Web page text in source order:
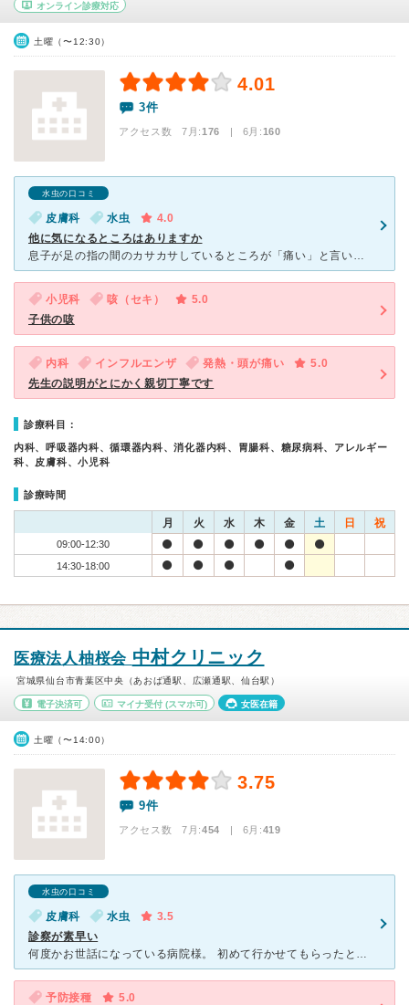
オンライン診療対応
土曜（〜12:30）
4.01
3件
アクセス数 7月:176 | 6月:160
水虫の口コミ
皮膚科 水虫
4.0
他に気になるところはありますか
息子が足の指の間のカサカサしているところが「痛い」と言い出した。 診察券のある皮膚科は午前の受付時間が間に合いそうになかった。 こちらの病院が12時30迄の受付だった。 電話をすると「初めての方
小児科 咳（セキ）
5.0
子供の咳
内科 インフルエンザ 発熱・頭が痛い
5.0
先生の説明がとにかく親切丁寧です
診療科目：
内科、呼吸器内科、循環器内科、消化器内科、胃腸科、糖尿病科、アレルギー
科、皮膚科、小児科
診療時間
月 火 水 木 金 土 日 祝
09:00-12:30
14:30-18:00
医療法人柚桜会 中村クリニック
宮城県仙台市青葉区中央（あおば通駅、広瀬通駅、仙台駅）
電子決済可 マイナ受付(スマホ可) 女医在籍
土曜（〜14:00）
3.75
9件
アクセス数 7月:454 | 6月:419
水虫の口コミ
皮膚科 水虫
3.5
診察が素早い
何度かお世話になっている病院様。 初めて行かせてもらったときは、足の指が水虫の様に痒くて血が出ていたので行きました。 でも水虫の症状と少し違っていたと素人的に思っていたのですが、先生に診て頂いたら
予防接種
5.0